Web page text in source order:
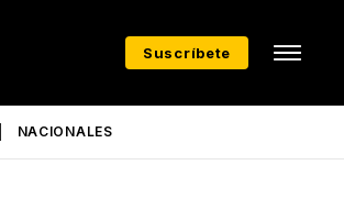
Suscríbete
NACIONALES